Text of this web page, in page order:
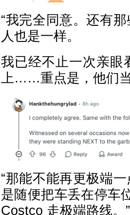
“我完全同意。还有
人也是一样。
我已经不止一次亲眼
上……重点是，他们
“那能不能再更极端
是随便把车丢在停车
Costco 走极端路线。”